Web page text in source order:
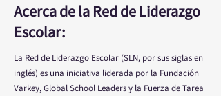
Acerca de la Red de Liderazgo
Escolar:
La Red de Liderazgo Escolar (SLN, por sus siglas en
inglés) es una iniciativa liderada por la Fundación
Varkey, Global School Leaders y la Fuerza de Tarea